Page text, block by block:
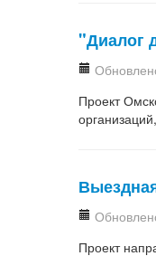
"Диалог
Проект
Проект